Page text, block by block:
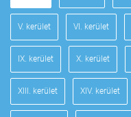
V. kerület VI. kerület
IX. kerület X. kerület
XIII. kerület XIV. kerület